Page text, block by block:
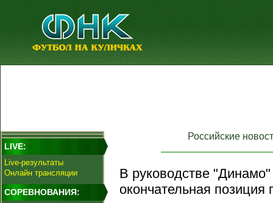
LIVE:
Live-результаты
Онлайн трансляции
СОРЕВНОВАНИЯ:
Российские
В руководстве
окончательная позиция